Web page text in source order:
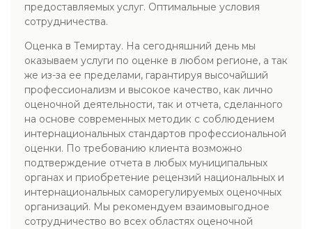
предоставляемых услуг. Оптимальные условия
сотрудничества.
Оценка в Темиртау. На сегодняшний день мы
оказываем услуги по оценке в любом регионе, а так
же из-за ее пределами, гарантируя высочайший
профессионализм и высокое качество, как лично
оценочной деятельности, так и отчета, сделанного
на основе современных методик с соблюдением
интернациональных стандартов профессиональной
оценки. По требованию клиента возможно
подтверждение отчета в любых муниципальных
органах и приобретение рецензий национальных и
интернациональных саморегулируемых оценочных
организаций. Мы рекомендуем взаимовыгодное
сотрудничество во всех областях оценочной